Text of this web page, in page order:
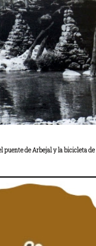
puente de Arbejal y la bicicleta